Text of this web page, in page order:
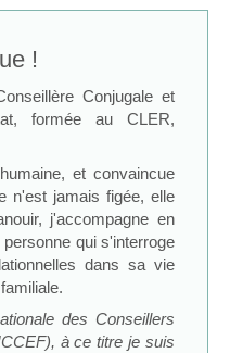
!
Conjugale et
formée au CLER,
et convaincue
n'est jamais figée, elle
j'accompagne en
qui s'interroge
dans sa vie
des Conseillers
à ce titre je suis